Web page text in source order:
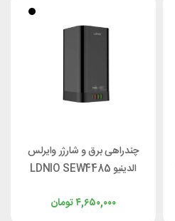
چندراهی برق و شارژر وایرلس
الدینیو LDNIO SEW4485
تومان۴,۶۵۰,۰۰۰